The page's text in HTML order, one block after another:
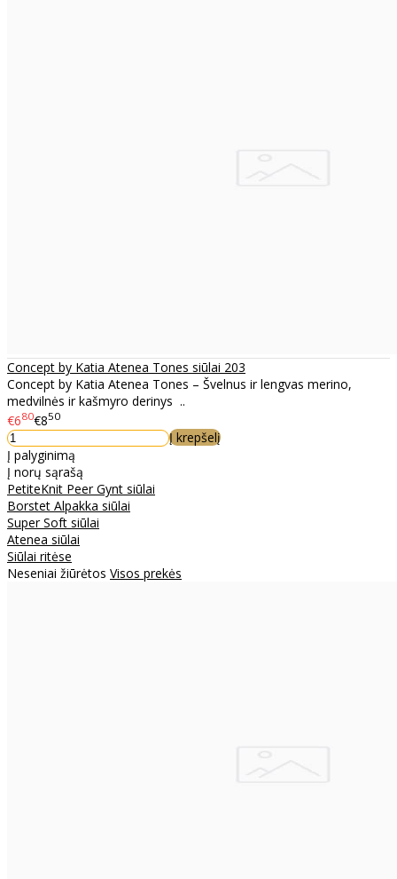
Concept by Katia Atenea Tones siūlai 203
Concept by Katia Atenea Tones – Švelnus ir lengvas merino,
medvilnės ir kašmyro derinys ..
€680€850
Į krepšelį
Į palyginimą
Į norų sąrašą
PetiteKnit Peer Gynt siūlai
Borstet Alpakka siūlai
Super Soft siūlai
Atenea siūlai
Siūlai ritėse
Neseniai žiūrėtos Visos prekės